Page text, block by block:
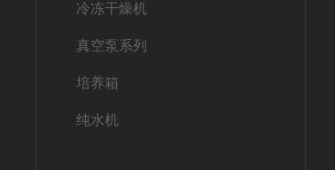
冷冻干燥机
真空泵系列
培养箱
纯水机